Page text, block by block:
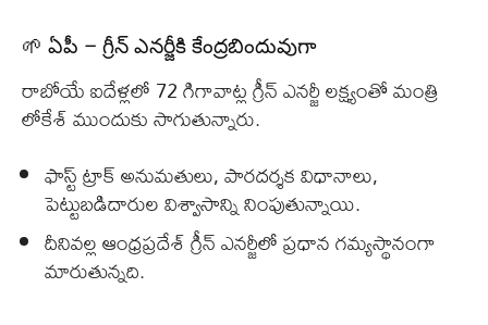
🌱 ఏపీ – గ్రీన్ ఎనర్జీకి కేంద్రబిందువుగా
రాబోయే ఐదేళ్లలో 72 గిగావాట్ల గ్రీన్ ఎనర్జీ లక్ష్యంతో మంత్రి
లోకేశ్ ముందుకు సాగుతున్నారు.
ఫాస్ట్ ట్రాక్ అనుమతులు, పారదర్శక విధానాలు,
పెట్టుబడిదారుల విశ్వాసాన్ని నింపుతున్నాయి.
దీనివల్ల ఆంధ్రప్రదేశ్ గ్రీన్ ఎనర్జీలో ప్రధాన గమ్యస్థానంగా
మారుతున్నది.